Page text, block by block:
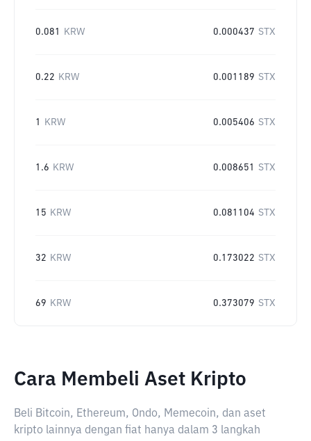
0.081 KRW 0.000437 STX
0.22 KRW 0.001189 STX
1 KRW 0.005406 STX
1.6 KRW 0.008651 STX
15 KRW 0.081104 STX
32 KRW 0.173022 STX
69 KRW 0.373079 STX
Cara Membeli Aset Kripto
Beli Bitcoin, Ethereum, Ondo, Memecoin, dan aset
kripto lainnya dengan fiat hanya dalam 3 langkah